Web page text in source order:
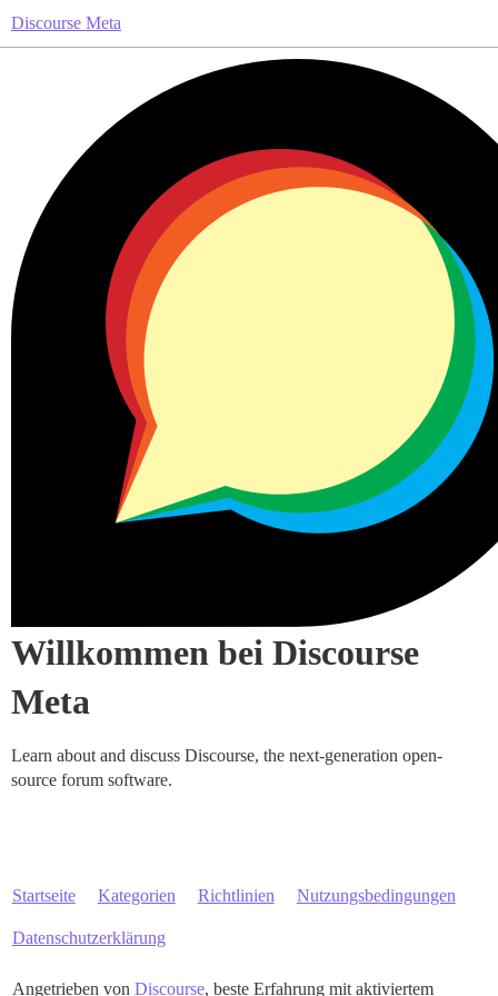
Discourse Meta
Willkommen bei Discourse
Meta
Learn about and discuss Discourse, the next-generation open-
source forum software.
Startseite Kategorien Richtlinien Nutzungsbedingungen
Datenschutzerklärung
Angetrieben von Discourse, beste Erfahrung mit aktiviertem